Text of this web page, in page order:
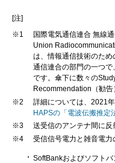
[注]
※1
国際電気通信連合 無線
Union
は、情報通信技術のた
通信連合の部門の一つ
です。傘下に数々の
Recommendation（勧告
※2
詳細については、2021
HAPSの「電波伝搬推定
※3
送受信のアンテナ間に反
※4
受信信号電力と雑音電力
SoftBankおよびソフト